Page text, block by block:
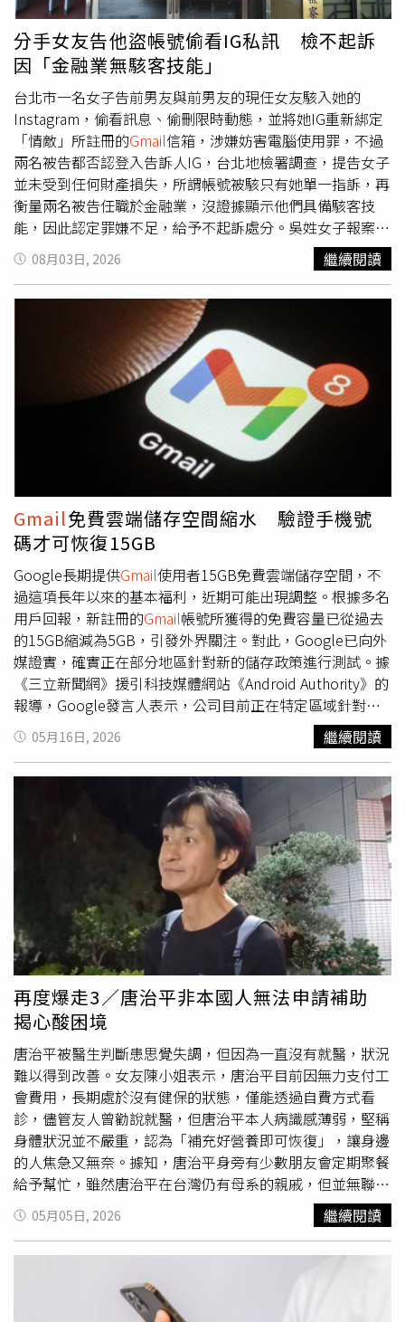
分手女友告他盜帳號偷看IG私訊 檢不起訴
因「金融業無駭客技能」
台北市一名女子告前男友與前男友的現任女友駭入她的
Instagram，偷看訊息、偷刪限時動態，並將她IG重新綁定
「情敵」所註冊的Gmail信箱，涉嫌妨害電腦使用罪，不過
兩名被告都否認登入告訴人IG，台北地檢署調查，提告女子
並未受到任何財產損失，所謂帳號被駭只有她單一指訴，再
衡量兩名被告任職於金融業，沒證據顯示他們具備駭客技
能，因此認定罪嫌不足，給予不起訴處分。吳姓女子報案主
張，IG從去年11月起常發生她還沒看訊息卻顯示已讀的狀
態，還有部分限動在她不知情的狀況下消失，她發現IG被綁
定一個陌生電郵「○○○○68@gmail.com」，查詢許姓前
男友的IG粉絲與追蹤名單，確實有一名用戶的名稱是
○○○○68，前男友也對她坦承○○○○68是勾姓現任女
友。吳姓女子懷疑，大部分未經允許登入IG的位置都顯示在
台中，她跟台中唯一的淵源只有前男友，因此認為許姓男子
與勾姓女子駭入她IG更改設定，涉犯無故變更他人電磁紀錄
罪。北檢傳喚許姓男子與勾姓女子，兩人確實交往中，
○○○○68是勾姓女子的IG帳號，但她否認用相同的帳號名
信箱，也未登入吳姓女子IG。檢方指出，現
事，不能因為相關資訊連結到被告的帳號，就推論一定是被
告盜帳號，何況吳姓女子自己都說，已改過很多次密碼、開
啟IG雙重認證，依然持續收到非本人登入的通知，由於許姓
男子和勾姓女子都從事金融證券業，依據現有證據，無從認
定兩人具有破解密碼、破解雙重認證的專業技能，無法排除
駭客其實是其他人的可能性。至於吳姓女子指稱前男友和現
任女友偷讀訊息並刪除限動，這部分並未提供相關證據，只
有她IG帳號顯示被人試圖登入的警告訊息截圖，所以同樣不
能推斷兩名被告有偷看、偷刪。綁定告訴人IG的○○○○
68@ gmail.com ，究竟是不是勾姓女子使用？檢察官認為，
並非每件案子都要不分輕重緩急向Google調取電子信箱用
戶資料，應視案情而定，審酌告訴人並未受到實際財損，加
上她控告的對像是分手男友，偵辦這類案件往往會先「畫下
一條線」，最終決定無須大砲打小鳥，憑既有事證已可處分
08月03日, 2026 繼續閱讀
Gmail免費雲端儲存空間縮水 驗證手機號
碼才可恢復15GB
Google長期提供Gmail使用者15GB免費雲端儲存空間，不
過這項長年以來的基本福利，近期可能出現調整。根據多名
用戶回報，新註冊的Gmail帳號所獲得的免費容量已從過去
的15GB縮減為5GB，引發外界關注。對此，Google已向外
媒證實，確實正在部分地區針對新的儲存政策進行測試。據
《三立新聞網》援引科技媒體網站《Android Authority》的
報導，Google發言人表示，公司目前正在特定區域針對新
帳號測試不同的儲存方案，新註冊的
帳號初期僅會提
供5GB免費雲端空間，但若使用者後續新增並完成手機號碼
驗證，系統才會將免費儲存空間提升回15GB。Google強
調，此舉目的是在維持高品質雲端儲存服務的同時，也希望
鼓勵使用者提高帳號安全性，並強化資料復原能力。不過，
公司並未公開說明哪些國家或地區已納入測試範圍。目前已
知的相關案例主要集中在非洲部分國家，因此外界推測，這
次調整可能先以特定市場作為試驗對象。若後續測試結果符
合預期，不排除未來會擴大到更多地區，甚至可能成為全球
新用戶的標準方案。外界分析認為，Google此舉也可能與
限制使用者透過大量建立多個
Gmail帳號，以重複取得免費
雲端空間的行為有關。不過，已經擁有
Gmail帳號並享有
15GB免費容量的既有使用者，預計不會受到這次測試政策
影響。
05月16日, 2026 繼續閱讀
再度爆走3／唐治平非本國人無法申請補助
揭心酸困境
唐治平被醫生判斷患思覺失調，但因為一直沒有就醫，狀況
難以得到改善。女友陳小姐表示，唐治平目前因無力支付工
會費用，長期處於沒有健保的狀態，僅能透過自費方式看
診，儘管友人曾勸說就醫，但唐治平本人病識感薄弱，堅稱
身體狀況並不嚴重，認為「補充好營養即可恢復」，讓身邊
的人焦急又無奈。據知，唐治平身旁有少數朋友會定期聚餐
給予幫忙，雖然唐治平在台灣仍有母系的親戚，但並無聯
絡。他因為長時間沒有工作，經濟陷入困境，陳小姐表示，
唐治平與朋友曾嘗試向社工諮詢補助，卻因其非本國身分、
僅持有「永久居留證」而無法申請。即便處境艱辛，唐治平
酸民檢舉而消失，目前仍無法解決。對此，陳小姐表示，若
有任何通告機會，製作單位能先透過
05月05日, 2026 繼續閱讀